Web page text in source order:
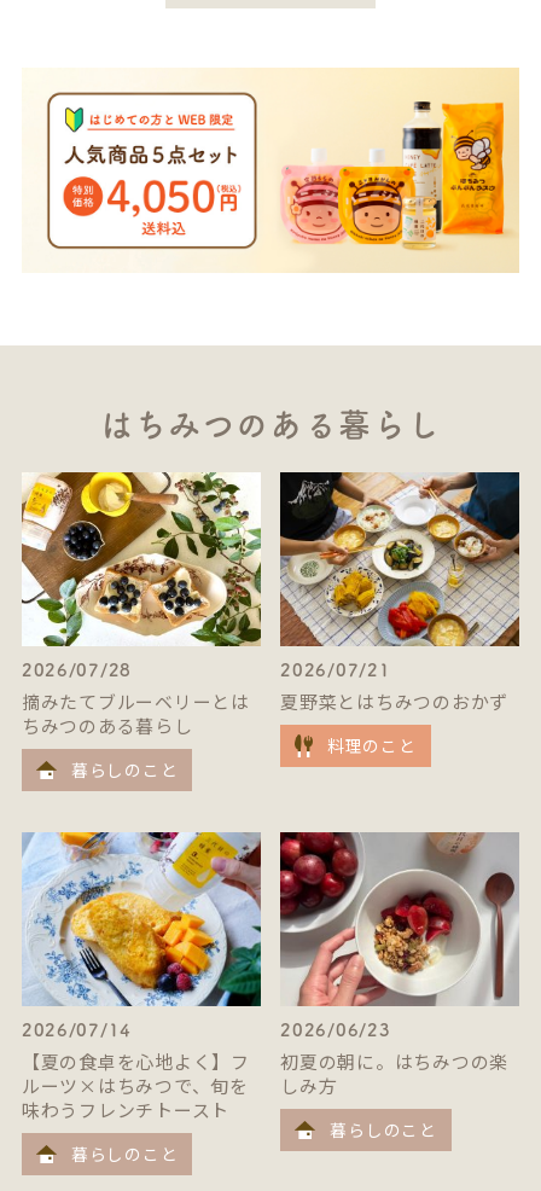
はちみつのある暮らし
2026/07/28
摘みたてブルーベリーとは
ちみつのある暮らし
暮らしのこと
2026/07/21
夏野菜とはちみつのおかず
料理のこと
2026/07/14
【夏の食卓を心地よく】フ
ルーツ×はちみつで、旬を
味わうフレンチトースト
暮らしのこと
2026/06/23
初夏の朝に。はちみつの楽
しみ方
暮らしのこと